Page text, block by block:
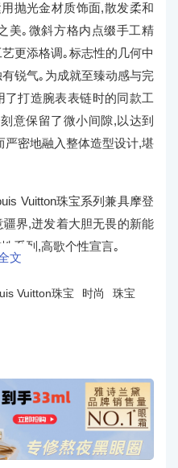
抛光金材质饰面,散发柔和
美｡微斜方格内点缀手工精
更添格调｡标志性的几何中
锐气｡为成就至臻动感与完
打造腕表表链时的同款工
意保留了微小间隙,以达到
密地融入整体造型设计,堪
Vuitton珠宝系列兼具摩登
界,迸发着大胆无畏的新能
系列,高歌个性宣言｡
文
Vuitton珠宝 时尚 珠宝